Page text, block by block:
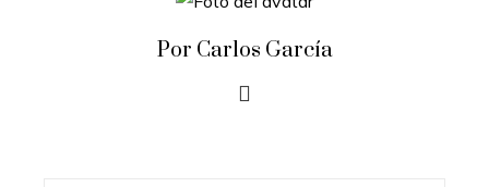
Por Carlos García